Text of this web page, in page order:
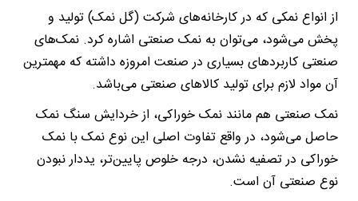
از انواع نمکی که در کارخانه‌های شرکت (گل نمک) تولید و
پخش می‌شود، می‌توان به نمک صنعتی اشاره کرد. نمک‌های
صنعتی کاربردهای بسیاری در صنعت امروزه داشته که مهمترین
آن مواد لازم برای تولید کالاهای صنعتی می‌باشد.
نمک صنعتی هم مانند نمک خوراکی، از خردایش سنگ نمک
حاصل می‌شود، در واقع تفاوت اصلی این نوع نمک با نمک
خوراکی در تصفیه نشدن، درجه خلوص پایین‌تر، یددار نبودن
نوع صنعتی آن است.